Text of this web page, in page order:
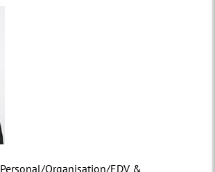
Personal/Organisation/EDV &